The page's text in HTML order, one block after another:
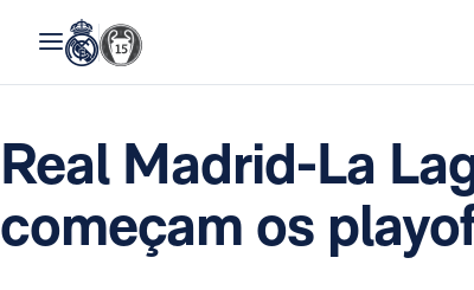
Real Madrid-La
começam os